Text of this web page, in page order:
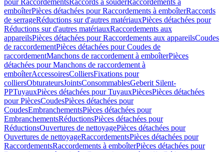
pour RaccordementsRaccords à souderRaccordements à
emboîterPièces détachées pour Raccordements à emboîterRaccords
de serrageRéductions sur d'autres matériauxPièces détachées pour
Réductions sur d'autres matériauxRaccordements aux
appareilsPièces détachées pour Raccordements aux appareilsCoudes
de raccordementPièces détachées pour Coudes de
raccordementManchons de raccordement à emboîterPièces
détachées pour Manchons de raccordement à
emboîterAccessoiresColliersFixations pour
colliersObturateursJointsConsommablesGeberit Silent-
PPTuyauxPièces détachées pour TuyauxPiècesPièces détachées
pour PiècesCoudesPièces détachées pour
CoudesEmbranchementsPièces détachées pour
EmbranchementsRéductionsPièces détachées pour
RéductionsOuvertures de nettoyagePièces détachées pour
Ouvertures de nettoyageRaccordementsPièces détachées pour
RaccordementsRaccordements à emboîterPièces détachées pour